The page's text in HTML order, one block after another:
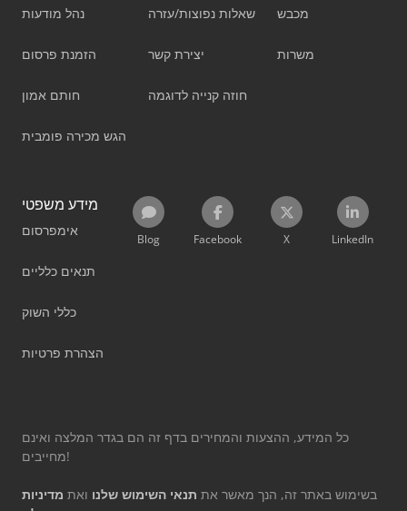
נהל מודעות
הזמנת פרסום
חותם אמון
הגש מכירה פומבית
שאלות נפוצות/עזרה
יצירת קשר
חוזה קנייה לדוגמה
מכבש
משרות
מידע משפטי
אימפרסום
תנאים כלליים
כללי השוק
הצהרת פרטיות
Blog Facebook X LinkedIn
כל המידע, ההצעות והמחירים בדף זה הם בגדר המלצה ואינם
מחייבים!
בשימוש באתר זה, הנך מאשר את תנאי השימוש שלנו ואת מדיניות